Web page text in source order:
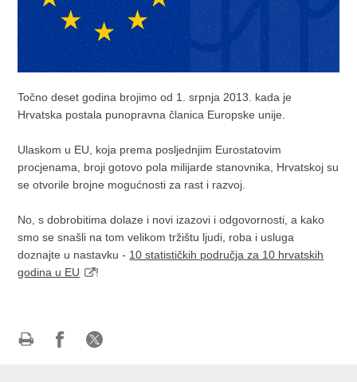
Točno deset godina brojimo od 1. srpnja 2013. kada je
Hrvatska postala punopravna članica Europske unije.
Ulaskom u EU, koja prema posljednjim Eurostatovim
procjenama, broji gotovo pola milijarde stanovnika, Hrvatskoj su
se otvorile brojne mogućnosti za rast i razvoj.
No, s dobrobitima dolaze i novi izazovi i odgovornosti, a kako
smo se snašli na tom velikom tržištu ljudi, roba i usluga
doznajte u nastavku - 10 statističkih područja za 10 hrvatskih
godina u EU
!